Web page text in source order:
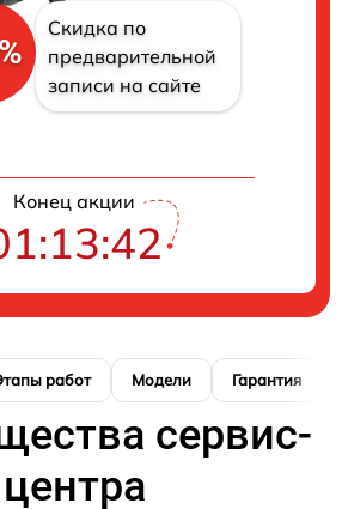
Скидка по
предварительной
записи на сайте
Конец акции
работ Модели Гарантия
сервис-
центра